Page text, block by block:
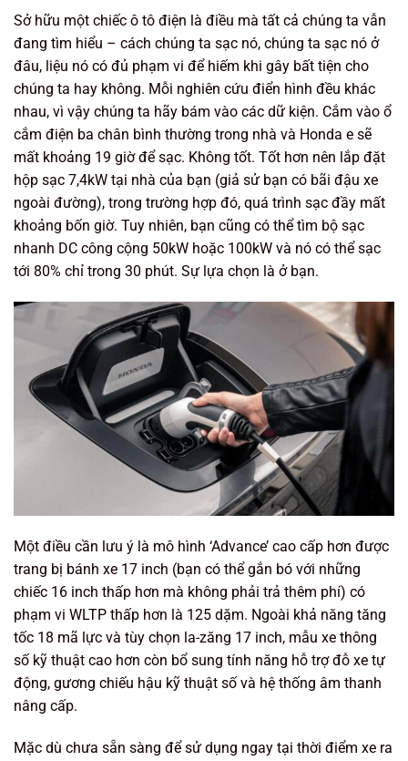
Sở hữu một chiếc ô tô điện là điều mà tất cả chúng ta vẫn
đang tìm hiểu – cách chúng ta sạc nó, chúng ta sạc nó ở
đâu, liệu nó có đủ phạm vi để hiếm khi gây bất tiện cho
chúng ta hay không. Mỗi nghiên cứu điển hình đều khác
nhau, vì vậy chúng ta hãy bám vào các dữ kiện. Cắm vào ổ
cắm điện ba chân bình thường trong nhà và Honda e sẽ
mất khoảng 19 giờ để sạc. Không tốt. Tốt hơn nên lắp đặt
hộp sạc 7,4kW tại nhà của bạn (giả sử bạn có bãi đậu xe
ngoài đường), trong trường hợp đó, quá trình sạc đầy mất
khoảng bốn giờ. Tuy nhiên, bạn cũng có thể tìm bộ sạc
nhanh DC công cộng 50kW hoặc 100kW và nó có thể sạc
tới 80% chỉ trong 30 phút. Sự lựa chọn là ở bạn.
Một điều cần lưu ý là mô hình ‘Advance’ cao cấp hơn được
trang bị bánh xe 17 inch (bạn có thể gắn bó với những
chiếc 16 inch thấp hơn mà không phải trả thêm phí) có
phạm vi WLTP thấp hơn là 125 dặm. Ngoài khả năng tăng
tốc 18 mã lực và tùy chọn la-zăng 17 inch, mẫu xe thông
số kỹ thuật cao hơn còn bổ sung tính năng hỗ trợ đỗ xe tự
động, gương chiếu hậu kỹ thuật số và hệ thống âm thanh
nâng cấp.
Mặc dù chưa sẵn sàng để sử dụng ngay tại thời điểm xe ra